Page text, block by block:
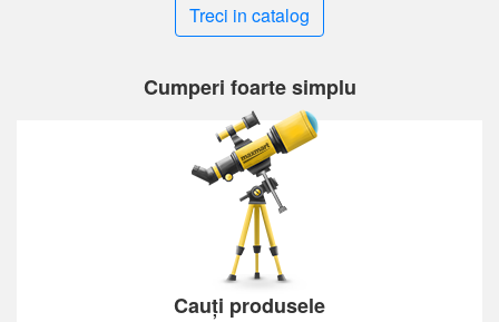
Treci in catalog
Cumperi foarte simplu
Cauți produsele